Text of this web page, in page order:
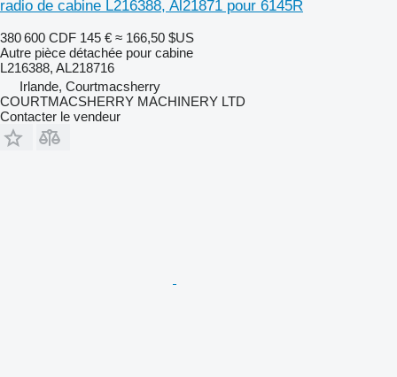
radio de cabine L216388, Al21871 pour 6145R
380 600 CDF 145 € ≈ 166,50 $US
Autre pièce détachée pour cabine
L216388, AL218716
Irlande, Courtmacsherry
COURTMACSHERRY MACHINERY LTD
Contacter le vendeur